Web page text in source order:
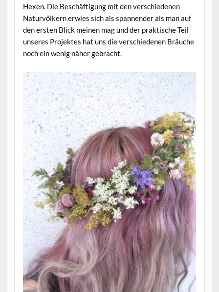
Hexen. Die Beschäftigung mit den verschiedenen
Naturvölkern erwies sich als spannender als man auf
den ersten Blick meinen mag und der praktische Teil
unseres Projektes hat uns die verschiedenen Bräuche
noch ein wenig näher gebracht.